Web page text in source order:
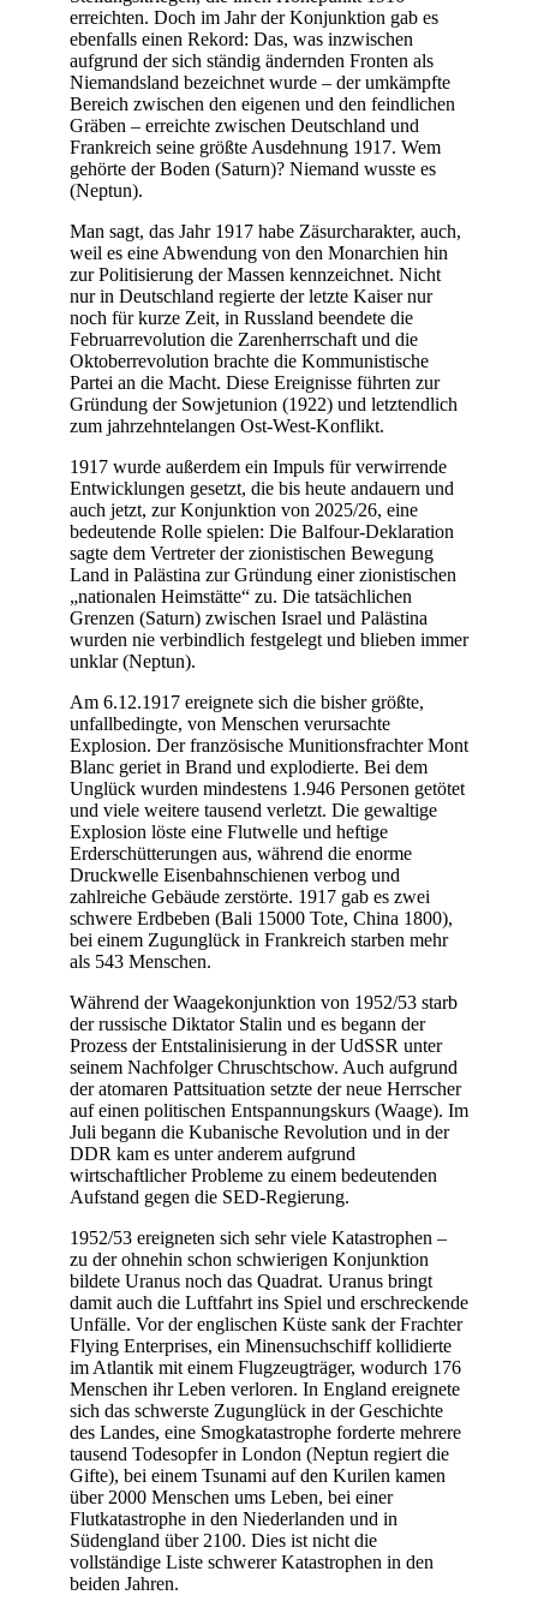
erreichten. Doch im Jahr der Konjunktion gab es
ebenfalls einen Rekord: Das, was inzwischen
aufgrund der sich ständig ändernden Fronten als
Niemandsland bezeichnet wurde – der umkämpfte
Bereich zwischen den eigenen und den feindlichen
Gräben – erreichte zwischen Deutschland und
Frankreich seine größte Ausdehnung 1917. Wem
gehörte der Boden (Saturn)? Niemand wusste es
(Neptun).
Man sagt, das Jahr 1917 habe Zäsurcharakter, auch,
weil es eine Abwendung von den Monarchien hin
zur Politisierung der Massen kennzeichnet. Nicht
nur in Deutschland regierte der letzte Kaiser nur
noch für kurze Zeit, in Russland beendete die
Februarrevolution die Zarenherrschaft und die
Oktoberrevolution brachte die Kommunistische
Partei an die Macht. Diese Ereignisse führten zur
Gründung der Sowjetunion (1922) und letztendlich
zum jahrzehntelangen Ost-West-Konflikt.
1917 wurde außerdem ein Impuls für verwirrende
Entwicklungen gesetzt, die bis heute andauern und
auch jetzt, zur Konjunktion von 2025/26, eine
bedeutende Rolle spielen: Die Balfour-Deklaration
sagte dem Vertreter der zionistischen Bewegung
Land in Palästina zur Gründung einer zionistischen
„nationalen Heimstätte“ zu. Die tatsächlichen
Grenzen (Saturn) zwischen Israel und Palästina
wurden nie verbindlich festgelegt und blieben immer
unklar (Neptun).
Am 6.12.1917 ereignete sich die bisher größte,
unfallbedingte, von Menschen verursachte
Explosion. Der französische Munitionsfrachter Mont
Blanc geriet in Brand und explodierte. Bei dem
Unglück wurden mindestens 1.946 Personen getötet
und viele weitere tausend verletzt. Die gewaltige
Explosion löste eine Flutwelle und heftige
Erderschütterungen aus, während die enorme
Druckwelle Eisenbahnschienen verbog und
zahlreiche Gebäude zerstörte. 1917 gab es zwei
schwere Erdbeben (Bali 15000 Tote, China 1800),
bei einem Zugunglück in Frankreich starben mehr
als 543 Menschen.
Während der Waagekonjunktion von 1952/53 starb
der russische Diktator Stalin und es begann der
Prozess der Entstalinisierung in der UdSSR unter
seinem Nachfolger Chruschtschow. Auch aufgrund
der atomaren Pattsituation setzte der neue Herrscher
auf einen politischen Entspannungskurs (Waage). Im
Juli begann die Kubanische Revolution und in der
DDR kam es unter anderem aufgrund
wirtschaftlicher Probleme zu einem bedeutenden
Aufstand gegen die SED-Regierung.
1952/53 ereigneten sich sehr viele Katastrophen –
zu der ohnehin schon schwierigen Konjunktion
bildete Uranus noch das Quadrat. Uranus bringt
damit auch die Luftfahrt ins Spiel und erschreckende
Unfälle. Vor der englischen Küste sank der Frachter
Flying Enterprises, ein Minensuchschiff kollidierte
im Atlantik mit einem Flugzeugträger, wodurch 176
Menschen ihr Leben verloren. In England ereignete
sich das schwerste Zugunglück in der Geschichte
des Landes, eine Smogkatastrophe forderte mehrere
tausend Todesopfer in London (Neptun regiert die
Gifte), bei einem Tsunami auf den Kurilen kamen
über 2000 Menschen ums Leben, bei einer
Flutkatastrophe in den Niederlanden und in
Südengland über 2100. Dies ist nicht die
vollständige Liste schwerer Katastrophen in den
beiden Jahren.